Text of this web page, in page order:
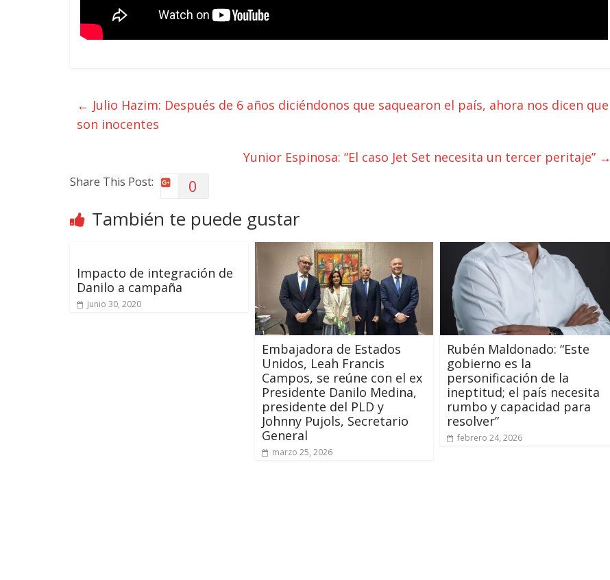
← Julio Hazim: Después de 6 años diciéndonos que saquearon el país, ahora nos dicen que
son inocentes
Yunior Espinosa: “El caso Jet Set necesita un tercer peritaje” →
Share This Post: 0
También te puede gustar
Impacto de integración de
Danilo a campaña
junio 30, 2020
Embajadora de Estados
Unidos, Leah Francis
Campos, se reúne con el ex
Presidente Danilo Medina,
presidente del PLD y
Johnny Pujols, Secretario
General
marzo 25, 2026
Rubén Maldonado: “Este
gobierno es la
personificación de la
ineptitud; el país necesita
rumbo y capacidad para
resolver”
febrero 24, 2026